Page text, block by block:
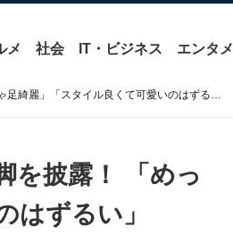
メ 社会 IT・ビジネス エンタメ
安斉かれんの実妹・星来、長すぎる美脚を披露！ 「めっちゃ足綺麗」「スタイル良くて可愛いのはずるい」
を披露！ 「めっ
はずるい」